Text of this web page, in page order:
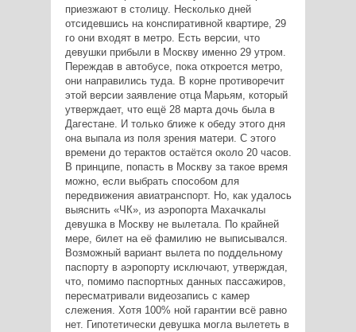
приезжают в столицу. Несколько дней
отсидевшись на конспиративной квартире, 29
го они входят в метро. Есть версии, что
девушки прибыли в Москву именно 29 утром.
Переждав в автобусе, пока откроется метро,
они направились туда. В корне противоречит
этой версии заявление отца Марьям, который
утверждает, что ещё 28 марта дочь была в
Дагестане. И только ближе к обеду этого дня
она выпала из поля зрения матери. С этого
времени до терактов остаётся около 20 часов.
В принципе, попасть в Москву за такое время
можно, если выбрать способом для
передвижения авиатранспорт. Но, как удалось
выяснить «ЧК», из аэропорта Махачкалы
девушка в Москву не вылетала. По крайней
мере, билет на её фамилию не выписывался.
Возможный вариант вылета по поддельному
паспорту в аэропорту исключают, утверждая,
что, помимо паспортных данных пассажиров,
пересматривали видеозапись с камер
слежения. Хотя 100% ной гарантии всё равно
нет. Гипотетически девушка могла вылететь в